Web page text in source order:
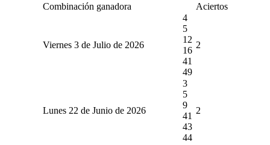
Combinación ganadora Aciertos
Viernes 3 de Julio de 2026
4
5
12
16
41
49
2
Lunes 22 de Junio de 2026
3
5
9
41
43
44
2